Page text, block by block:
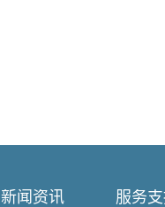
新闻资讯 服务